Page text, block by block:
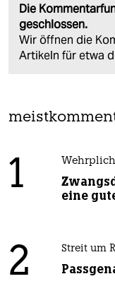
Die
geschlossen.
Wir öffnen die
Artikeln für etwa
1
eine
2 Streit um